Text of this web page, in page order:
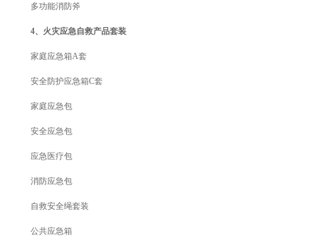
多功能消防斧
4、火灾应急自救产品套装
家庭应急箱A套
安全防护应急箱C套
家庭应急包
安全应急包
应急医疗包
消防应急包
自救安全绳套装
公共应急箱